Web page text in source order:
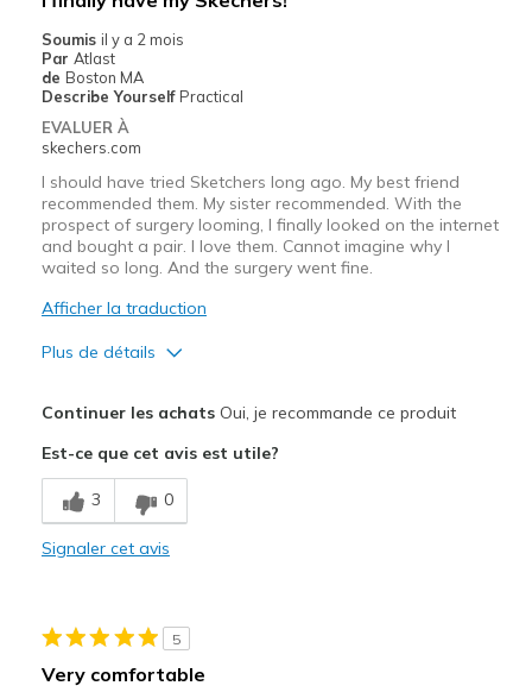
Soumis il y a 2 mois
Par Atlast
de Boston MA
Describe Yourself Practical
EVALUER À
skechers.com
I should have tried Sketchers long ago. My best friend
recommended them. My sister recommended. With the
prospect of surgery looming, I finally looked on the internet
and bought a pair. I love them. Cannot imagine why I
waited so long. And the surgery went fine.
Afficher la traduction
Plus de détails
Breathe Well
Durable
Casual Wear
Continuer les achatsOui, je recommande ce produit
Est-ce que cet avis est utile?
3 0
Signaler cet avis
5
Very comfortable